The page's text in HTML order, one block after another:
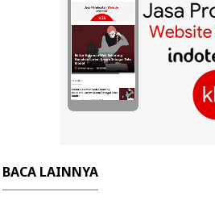
BACA LAINNYA